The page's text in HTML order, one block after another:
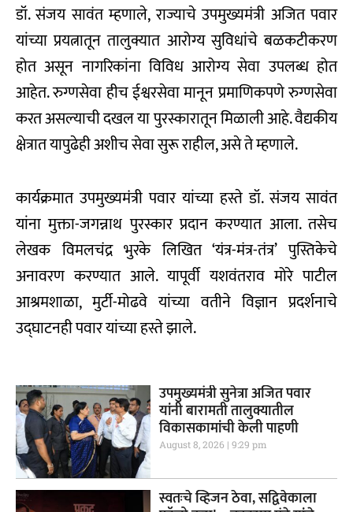
डॉ. संजय सावंत म्हणाले, राज्याचे उपमुख्यमंत्री अजित पवार
यांच्या प्रयत्नातून तालुक्यात आरोग्य सुविधांचे बळकटीकरण
होत असून नागरिकांना विविध आरोग्य सेवा उपलब्ध होत
आहेत. रुग्णसेवा हीच ईश्वरसेवा मानून प्रमाणिकपणे रुग्णसेवा
करत असल्याची दखल या पुरस्कारातून मिळाली आहे. वैद्यकीय
क्षेत्रात यापुढेही अशीच सेवा सुरू राहील, असे ते म्हणाले.
कार्यक्रमात उपमुख्यमंत्री पवार यांच्या हस्ते डॉ. संजय सावंत
यांना मुक्ता-जगन्नाथ पुरस्कार प्रदान करण्यात आला. तसेच
लेखक विमलचंद्र भुरके लिखित ‘यंत्र-मंत्र-तंत्र’ पुस्तिकेचे
अनावरण करण्यात आले. यापूर्वी यशवंतराव मोरे पाटील
आश्रमशाळा, मुर्टी-मोढवे यांच्या वतीने विज्ञान प्रदर्शनाचे
उद्घाटनही पवार यांच्या हस्ते झाले.
उपमुख्यमंत्री सुनेत्रा अजित पवार
यांनी बारामती तालुक्यातील
विकासकामांची केली पाहणी
August 8, 2026 9:29 pm
स्वतःचे व्हिजन ठेवा, सद्विवेकाला